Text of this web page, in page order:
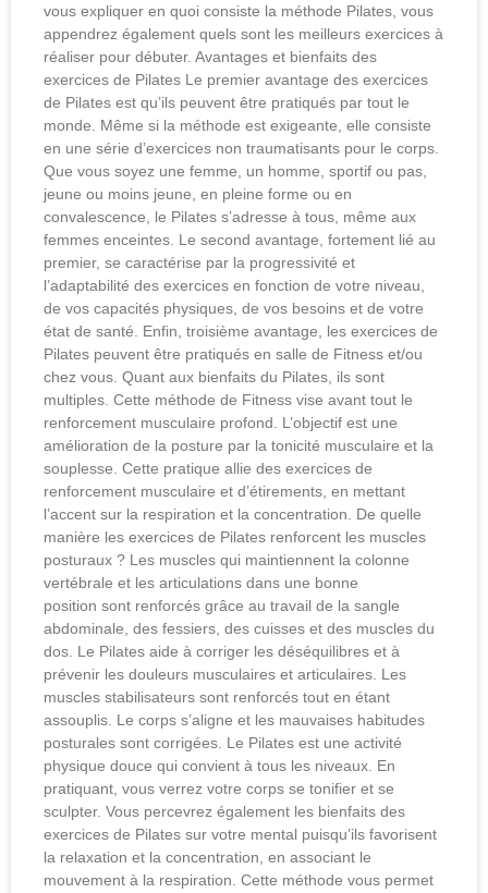
vous expliquer en quoi consiste la méthode Pilates, vous
appendrez également quels sont les meilleurs exercices à
réaliser pour débuter. Avantages et bienfaits des
exercices de Pilates Le premier avantage des exercices
de Pilates est qu’ils peuvent être pratiqués par tout le
monde. Même si la méthode est exigeante, elle consiste
en une série d’exercices non traumatisants pour le corps.
Que vous soyez une femme, un homme, sportif ou pas,
jeune ou moins jeune, en pleine forme ou en
convalescence, le Pilates s’adresse à tous, même aux
femmes enceintes. Le second avantage, fortement lié au
premier, se caractérise par la progressivité et
l’adaptabilité des exercices en fonction de votre niveau,
de vos capacités physiques, de vos besoins et de votre
état de santé. Enfin, troisième avantage, les exercices de
Pilates peuvent être pratiqués en salle de Fitness et/ou
chez vous. Quant aux bienfaits du Pilates, ils sont
multiples. Cette méthode de Fitness vise avant tout le
renforcement musculaire profond. L’objectif est une
amélioration de la posture par la tonicité musculaire et la
souplesse. Cette pratique allie des exercices de
renforcement musculaire et d’étirements, en mettant
l’accent sur la respiration et la concentration. De quelle
manière les exercices de Pilates renforcent les muscles
posturaux ? Les muscles qui maintiennent la colonne
vertébrale et les articulations dans une bonne
position sont renforcés grâce au travail de la sangle
abdominale, des fessiers, des cuisses et des muscles du
dos. Le Pilates aide à corriger les déséquilibres et à
prévenir les douleurs musculaires et articulaires. Les
muscles stabilisateurs sont renforcés tout en étant
assouplis. Le corps s’aligne et les mauvaises habitudes
posturales sont corrigées. Le Pilates est une activité
physique douce qui convient à tous les niveaux. En
pratiquant, vous verrez votre corps se tonifier et se
sculpter. Vous percevrez également les bienfaits des
exercices de Pilates sur votre mental puisqu’ils favorisent
la relaxation et la concentration, en associant le
mouvement à la respiration. Cette méthode vous permet